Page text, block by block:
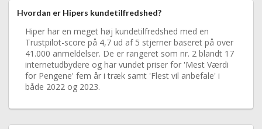
Hvordan er Hipers kundetilfredshed?
Hiper har en meget høj kundetilfredshed med en
Trustpilot-score på 4,7 ud af 5 stjerner baseret på over
41.000 anmeldelser. De er rangeret som nr. 2 blandt 17
internetudbydere og har vundet priser for 'Mest Værdi
for Pengene' fem år i træk samt 'Flest vil anbefale' i
både 2022 og 2023.